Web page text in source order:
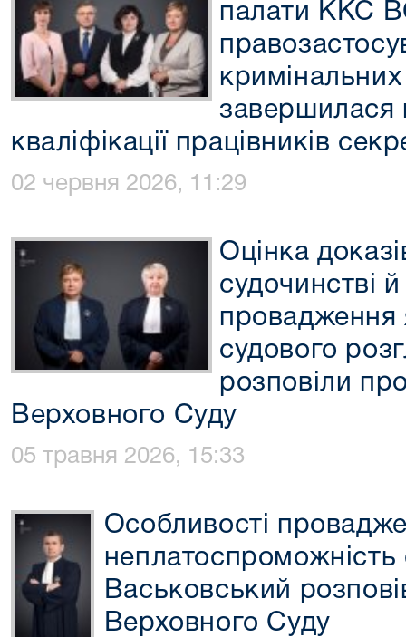
палати ККС
завершилася
кваліфікації працівників
02 червня 2026, 11:29
Оцінка
судочинстві
провадження
судового
розповіли
Верховного Суду
05 травня 2026, 15:33
Особливості
неплатоспроможність
Васьковський
Верховного Суду